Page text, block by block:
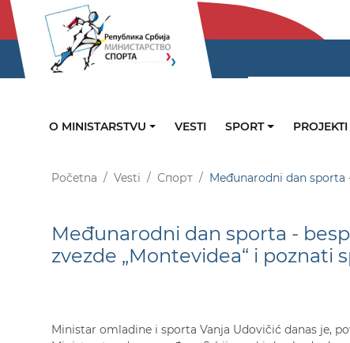
O MINISTARSTVU VESTI SPORT PROJEKTI
Početna Vesti Спорт Međunarodni dan sporta
Međunarodni dan sporta -
zvezde „Montevidea“ i poznati
Ministar omladine i sporta Vanja Udovičić danas je,